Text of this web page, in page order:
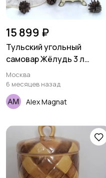
15 899 ₽
Тульский угольный
самовар Жёлудь 3 л
новый
Москва
6 месяцев назад
Alex Magnat